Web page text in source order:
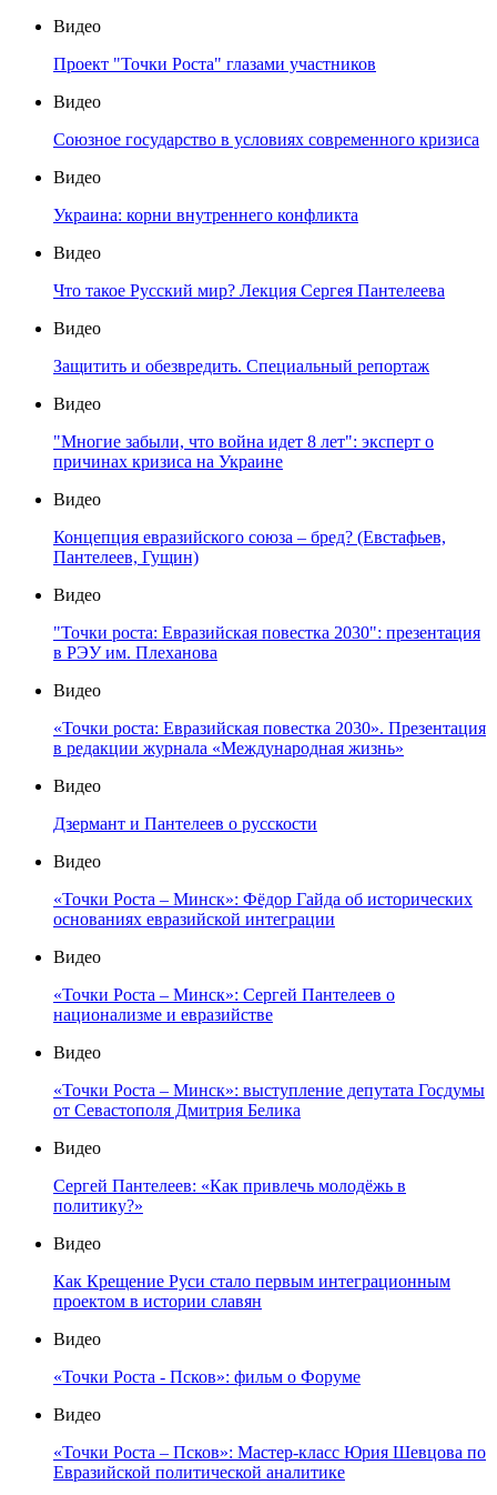
Видео
Проект "Точки Роста" глазами участников
Видео
Союзное государство в условиях современного кризиса
Видео
Украина: корни внутреннего конфликта
Видео
Что такое Русский мир? Лекция Сергея Пантелеева
Видео
Защитить и обезвредить. Специальный репортаж
Видео
"Многие забыли, что война идет 8 лет": эксперт о
причинах кризиса на Украине
Видео
Концепция евразийского союза – бред? (Евстафьев,
Пантелеев, Гущин)
Видео
"Точки роста: Евразийская повестка 2030": презентация
в РЭУ им. Плеханова
Видео
«Точки роста: Евразийская повестка 2030». Презентация
в редакции журнала «Международная жизнь»
Видео
Дзермант и Пантелеев о русскости
Видео
«Точки Роста – Минск»: Фёдор Гайда об исторических
основаниях евразийской интеграции
Видео
«Точки Роста – Минск»: Сергей Пантелеев о
национализме и евразийстве
Видео
«Точки Роста – Минск»: выступление депутата Госдумы
от Севастополя Дмитрия Белика
Видео
Сергей Пантелеев: «Как привлечь молодёжь в
политику?»
Видео
Как Крещение Руси стало первым интеграционным
проектом в истории славян
Видео
«Точки Роста - Псков»: фильм о Форуме
Видео
«Точки Роста – Псков»: Мастер-класс Юрия Шевцова по
Евразийской политической аналитике